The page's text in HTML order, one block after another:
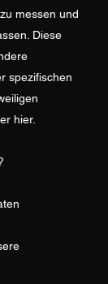
messen und
Diese
spezifischen
hier.